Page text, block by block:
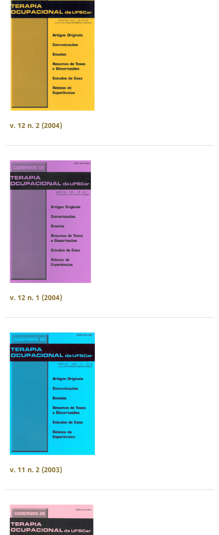
v. 12 n. 2 (2004)
v. 12 n. 1 (2004)
v. 11 n. 2 (2003)